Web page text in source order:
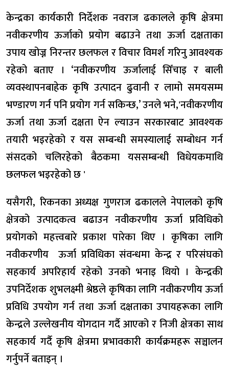
केन्द्रका कार्यकारी निर्देशक नवराज ढकालले कृषि क्षेत्रमा
नवीकरणीय ऊर्जाको प्रयोग बढाउने तथा ऊर्जा दक्षताका
उपाय खोज्न निरन्तर छलफल र विचार विमर्श गरिनु आवश्यक
रहेको बताए । ‘नवीकरणीय ऊर्जालाई सिँचाइ र बाली
व्यवस्थापनबाहेक कृषि उत्पादन ढुवानी र लामो समयसम्म
भण्डारण गर्न पनि प्रयोग गर्न सकिन्छ,’ उनले भने,'नवीकरणीय
ऊर्जा तथा ऊर्जा दक्षता ऐन ल्याउन सरकारबाट आवश्यक
तयारी भइरहेको र यस सम्बन्धी समस्यालाई सम्बोधन गर्न
संसदको चलिरहेको बैठकमा यससम्बन्धी विधेयकमाथि
छलफल भइरहेको छ '
यसैगरी, रिकनका अध्यक्ष गुणराज ढकालले नेपालको कृषि
क्षेत्रको उत्पादकत्व बढाउन नवीकरणीय ऊर्जा प्रविधिको
प्रयोगको महत्त्वबारे प्रकाश पारेका थिए । कृषिका लागि
नवीकरणीय ऊर्जा प्रविधिका संवन्धमा केन्द्र र परिसंघको
सहकार्य अपरिहार्य रहेको उनको भनाइ थियो । केन्द्रकी
उपनिर्देशक शुभलक्ष्मी श्रेष्ठले कृषिका लागि नवीकरणीय ऊर्जा
प्रविधि उपयोग गर्न तथा ऊर्जा दक्षताका उपायहरूका लागि
केन्द्रले उल्लेखनीय योगदान गर्दै आएको र निजी क्षेत्रका साथ
सहकार्य गर्दै कृषि क्षेत्रमा प्रभावकारी कार्यक्रमहरू सञ्चालन
गर्नुपर्ने बताइन् ।